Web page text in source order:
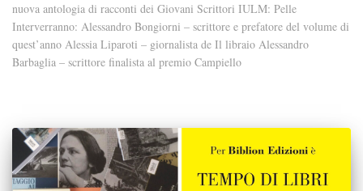
nuova antologia di racconti dei Giovani Scrittori IULM: Pelle
Interverranno: Alessandro Bongiorni – scrittore e prefatore del volume di
quest’anno Alessia Liparoti – giornalista de Il libraio Alessandro
Barbaglia – scrittore finalista al premio Campiello